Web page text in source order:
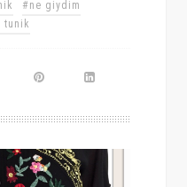
#ne giydim
tunik